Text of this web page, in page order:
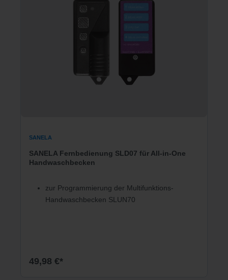
SANELA
SANELA Fernbedienung SLD07 für All-in-One
Handwaschbecken
zur Programmierung der Multifunktions-
Handwaschbecken SLUN70
49,98 €*